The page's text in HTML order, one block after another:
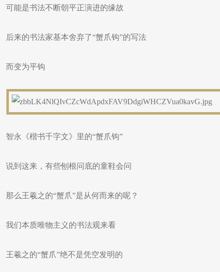
可能是书法不断朝平正演进的缘故
后来的书法家基本舍弃了“蟹爪钩”的写法
而变为平钩
智永《楷书千字文》里的“蟹爪钩”
说到这来，有些刨根问底的童鞋会问
那么王羲之的“蟹爪”是从何而来的呢？
我们本质唯物主义的书法观来看
王羲之的“蟹爪”绝不是凭空发明的